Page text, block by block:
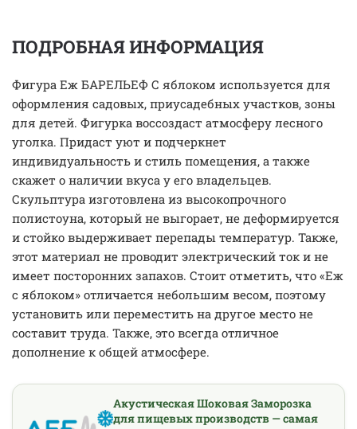
ПОДРОБНАЯ ИНФОРМАЦИЯ
Фигура Еж БАРЕЛЬЕФ С яблоком используется для
оформления садовых, приусадебных участков, зоны
для детей. Фигурка воссоздаст атмосферу лесного
уголка. Придаст уют и подчеркнет
индивидуальность и стиль помещения, а также
скажет о наличии вкуса у его владельцев.
Скульптура изготовлена из высокопрочного
полистоуна, который не выгорает, не деформируется
и стойко выдерживает перепады температур. Также,
этот материал не проводит электрический ток и не
имеет посторонних запахов. Стоит отметить, что «Еж
с яблоком» отличается небольшим весом, поэтому
установить или переместить на другое место не
составит труда. Также, это всегда отличное
дополнение к общей атмосфере.
Акустическая Шоковая Заморозка
для пищевых производств — самая